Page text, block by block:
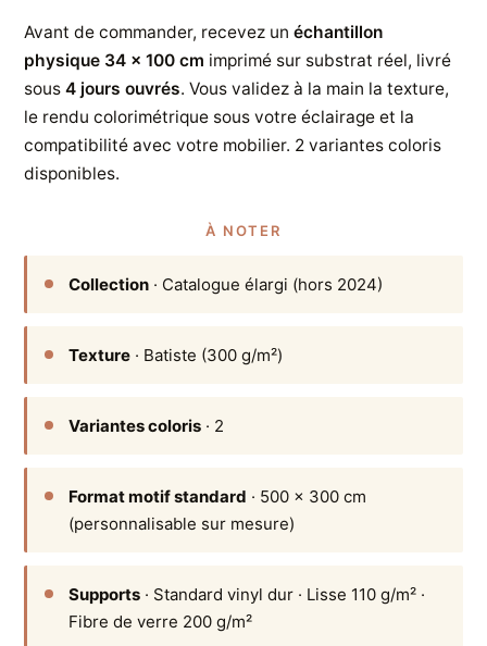
Avant de commander, recevez unéchantillon
physique 34 × 100 cm imprimé sur substrat réel, livré
sous4 jours ouvrés. Vous validez à la main la texture,
le rendu colorimétrique sous votre éclairage et la
compatibilité avec votre mobilier. 2 variantes coloris
disponibles.
À NOTER
Collection · Catalogue élargi (hors 2024)
Texture · Batiste (300 g/m²)
Variantes coloris · 2
Format motif standard · 500 × 300 cm
(personnalisable sur mesure)
Supports · Standard vinyl dur · Lisse 110 g/m² ·
Fibre de verre 200 g/m²